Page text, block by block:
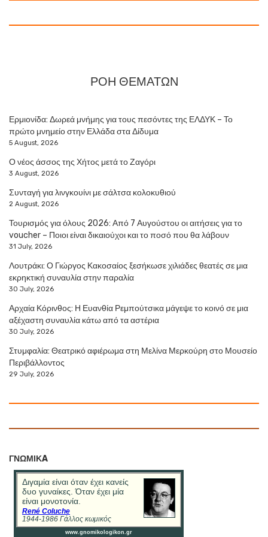
ΡΟΗ ΘΕΜΑΤΩΝ
Ερμιονίδα: Δωρεά μνήμης για τους πεσόντες της ΕΛΔΥΚ – Το
πρώτο μνημείο στην Ελλάδα στα Δίδυμα
5 August, 2026
Ο νέος άσσος της Χήτος μετά το Ζαγόρι
3 August, 2026
Συνταγή για λινγκουίνι με σάλτσα κολοκυθιού
2 August, 2026
Τουρισμός για όλους 2026: Από 7 Αυγούστου οι αιτήσεις για το
voucher – Ποιοι είναι δικαιούχοι και το ποσό που θα λάβουν
31 July, 2026
Λουτράκι: Ο Γιώργος Κακοσαίος ξεσήκωσε χιλιάδες θεατές σε μια
εκρηκτική συναυλία στην παραλία
30 July, 2026
Αρχαία Κόρινθος: Η Ευανθία Ρεμπούτσικα μάγεψε το κοινό σε μια
αξέχαστη συναυλία κάτω από τα αστέρια
30 July, 2026
Στυμφαλία: Θεατρικό αφιέρωμα στη Μελίνα Μερκούρη στο Μουσείο
Περιβάλλοντος
29 July, 2026
ΓΝΩΜΙΚA